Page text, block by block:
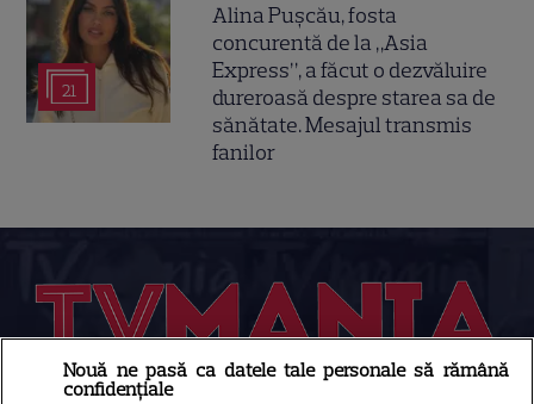
21
Alina Pușcău, fosta
concurentă de la „Asia
Express”, a făcut o dezvăluire
dureroasă despre starea sa de
sănătate. Mesajul transmis
fanilor
Nouă ne pasă ca datele tale personale să rămână
confidențiale